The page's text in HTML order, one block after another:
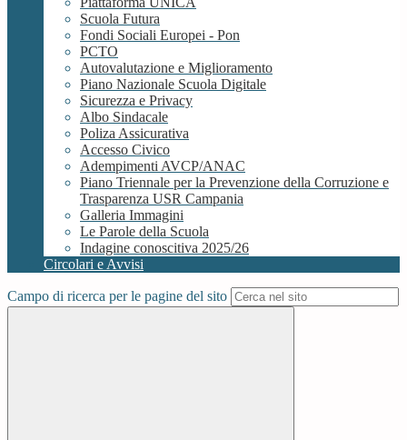
Scuola Futura
Fondi Sociali Europei - Pon
PCTO
Autovalutazione e Miglioramento
Piano Nazionale Scuola Digitale
Sicurezza e Privacy
Albo Sindacale
Poliza Assicurativa
Accesso Civico
Adempimenti AVCP/ANAC
Piano Triennale per la Prevenzione della Corruzione e
Trasparenza USR Campania
Galleria Immagini
Le Parole della Scuola
Indagine conoscitiva 2025/26
Circolari e Avvisi
Campo di ricerca per le pagine del sito